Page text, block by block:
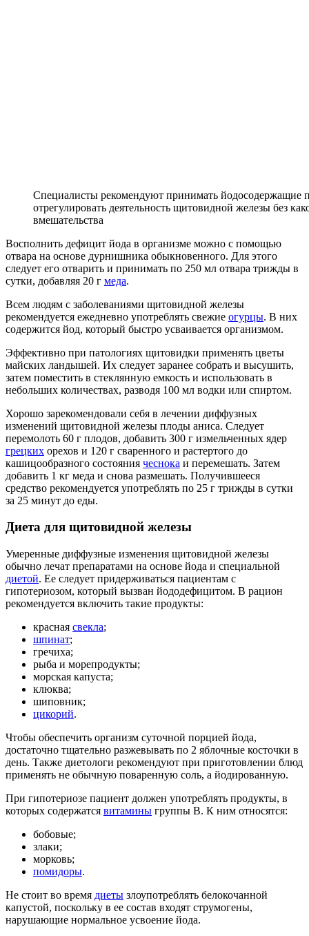
Специалисты рекомендуют принимать йодосодержащие
отрегулировать деятельность щитовидной железы без
вмешательства
Восполнить дефицит йода в организме можно с помощью
отвара на основе дурнишника обыкновенного. Для этого
следует его отварить и принимать по 250 мл отвара трижды в
сутки, добавляя 20 г меда.
Всем людям с заболеваниями щитовидной железы
рекомендуется ежедневно употреблять свежие огурцы. В них
содержится йод, который быстро усваивается организмом.
Эффективно при патологиях щитовидки применять цветы
майских ландышей. Их следует заранее собрать и высушить,
затем поместить в стеклянную емкость и использовать в
небольших количествах, разводя 100 мл водки или спиртом.
Хорошо зарекомендовали себя в лечении диффузных
изменений щитовидной железы плоды аниса. Следует
перемолоть 60 г плодов, добавить 300 г измельченных ядер
грецких орехов и 120 г сваренного и растертого до
кашицообразного состояния чеснока и перемешать. Затем
добавить 1 кг меда и снова размешать. Получившееся
средство рекомендуется употреблять по 25 г трижды в сутки
за 25 минут до еды.
Диета для щитовидной железы
Умеренные диффузные изменения щитовидной железы
обычно лечат препаратами на основе йода и специальной
диетой. Ее следует придерживаться пациентам с
гипотериозом, который вызван йододефицитом. В рацион
рекомендуется включить такие продукты:
красная свекла;
шпинат;
гречиха;
рыба и морепродукты;
морская капуста;
клюква;
шиповник;
цикорий.
Чтобы обеспечить организм суточной порцией йода,
достаточно тщательно разжевывать по 2 яблочные косточки в
день. Также диетологи рекомендуют при приготовлении блюд
применять не обычную поваренную соль, а йодированную.
При гипотериозе пациент должен употреблять продукты, в
которых содержатся витамины группы B. К ним относятся:
бобовые;
злаки;
морковь;
помидоры.
Не стоит во время диеты злоупотреблять белокочанной
капустой, поскольку в ее состав входят струмогены,
нарушающие нормальное усвоение йода.